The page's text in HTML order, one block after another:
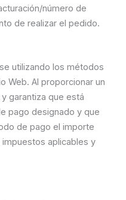
número de
de realizar el pedido.
utilizando los métodos
Web. Al proporcionar un
garantiza que está
pago designado y que
de pago el importe
aplicables y